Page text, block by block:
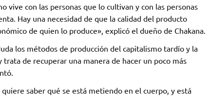
vive con las personas que lo cultivan y con las personas
Hay una necesidad de que la calidad del producto
de quien lo produce», explicó el dueño de Chakana.
los métodos de producción del capitalismo tardío y la
de recuperar una manera de hacer un poco más
saber qué se está metiendo en el cuerpo, y está